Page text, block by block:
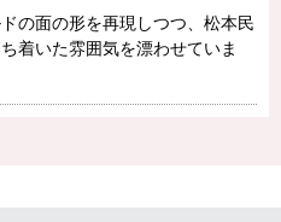
の面の形を再現しつつ、松本民
着いた雰囲気を漂わせていま